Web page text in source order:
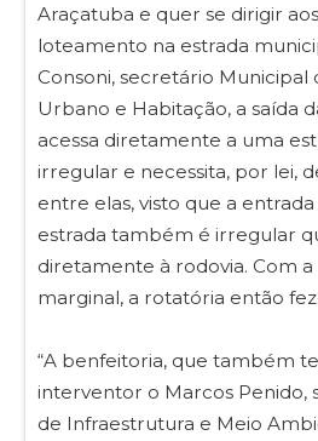
Araçatuba e quer se dirigir
loteamento na estrada
Consoni, secretário Municipal
Urbano e Habitação, a saída
acessa diretamente a uma
irregular e necessita, por lei,
entre elas, visto que a
estrada também é irregular
diretamente à rodovia. Com a
marginal, a rotatória então
“A benfeitoria, que também
interventor o Marcos Penido,
de Infraestrutura e Meio